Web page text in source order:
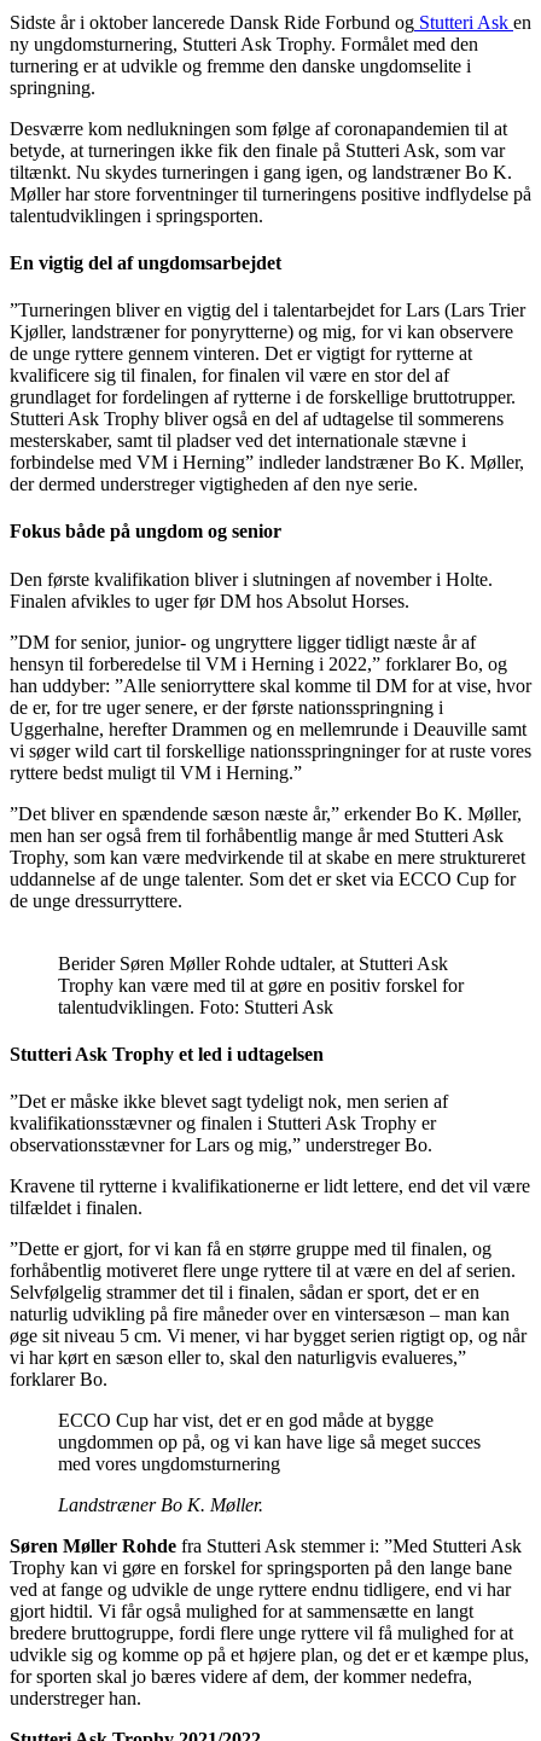
Sidste år i oktober lancerede Dansk Ride Forbund og Stutteri Ask en
ny ungdomsturnering, Stutteri Ask Trophy. Formålet med den
turnering er at udvikle og fremme den danske ungdomselite i
springning.
Desværre kom nedlukningen som følge af coronapandemien til at
betyde, at turneringen ikke fik den finale på Stutteri Ask, som var
tiltænkt. Nu skydes turneringen i gang igen, og landstræner Bo K.
Møller har store forventninger til turneringens positive indflydelse på
talentudviklingen i springsporten.
En vigtig del af ungdomsarbejdet
”Turneringen bliver en vigtig del i talentarbejdet for Lars (Lars Trier
Kjøller, landstræner for ponyrytterne) og mig, for vi kan observere
de unge ryttere gennem vinteren. Det er vigtigt for rytterne at
kvalificere sig til finalen, for finalen vil være en stor del af
grundlaget for fordelingen af rytterne i de forskellige bruttotrupper.
Stutteri Ask Trophy bliver også en del af udtagelse til sommerens
mesterskaber, samt til pladser ved det internationale stævne i
forbindelse med VM i Herning” indleder landstræner Bo K. Møller,
der dermed understreger vigtigheden af den nye serie.
Fokus både på ungdom og senior
Den første kvalifikation bliver i slutningen af november i Holte.
Finalen afvikles to uger før DM hos Absolut Horses.
”DM for senior, junior- og ungryttere ligger tidligt næste år af
hensyn til forberedelse til VM i Herning i 2022,” forklarer Bo, og
han uddyber: ”Alle seniorryttere skal komme til DM for at vise, hvor
de er, for tre uger senere, er der første nationsspringning i
Uggerhalne, herefter Drammen og en mellemrunde i Deauville samt
vi søger wild cart til forskellige nationsspringninger for at ruste vores
ryttere bedst muligt til VM i Herning.”
”Det bliver en spændende sæson næste år,” erkender Bo K. Møller,
men han ser også frem til forhåbentlig mange år med Stutteri Ask
Trophy, som kan være medvirkende til at skabe en mere struktureret
uddannelse af de unge talenter. Som det er sket via ECCO Cup for
de unge dressurryttere.
Berider Søren Møller Rohde udtaler, at Stutteri Ask
Trophy kan være med til at gøre en positiv forskel for
talentudviklingen. Foto: Stutteri Ask
Stutteri Ask Trophy et led i udtagelsen
”Det er måske ikke blevet sagt tydeligt nok, men serien af
kvalifikationsstævner og finalen i Stutteri Ask Trophy er
observationsstævner for Lars og mig,” understreger Bo.
Kravene til rytterne i kvalifikationerne er lidt lettere, end det vil være
tilfældet i finalen.
”Dette er gjort, for vi kan få en større gruppe med til finalen, og
forhåbentlig motiveret flere unge ryttere til at være en del af serien.
Selvfølgelig strammer det til i finalen, sådan er sport, det er en
naturlig udvikling på fire måneder over en vintersæson – man kan
øge sit niveau 5 cm. Vi mener, vi har bygget serien rigtigt op, og når
vi har kørt en sæson eller to, skal den naturligvis evalueres,”
forklarer Bo.
ECCO Cup har vist, det er en god måde at bygge
ungdommen op på, og vi kan have lige så meget succes
med vores ungdomsturnering
Landstræner Bo K. Møller.
Søren Møller Rohde fra Stutteri Ask stemmer i: ”Med Stutteri Ask
Trophy kan vi gøre en forskel for springsporten på den lange bane
ved at fange og udvikle de unge ryttere endnu tidligere, end vi har
gjort hidtil. Vi får også mulighed for at sammensætte en langt
bredere bruttogruppe, fordi flere unge ryttere vil få mulighed for at
udvikle sig og komme op på et højere plan, og det er et kæmpe plus,
for sporten skal jo bæres videre af dem, der kommer nedefra,
understreger han.